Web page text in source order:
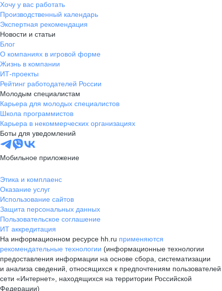
Хочу у вас работать
Производственный календарь
Экспертная рекомендация
Новости и статьи
Блог
О компаниях в игровой форме
Жизнь в компании
ИТ-проекты
Рейтинг работодателей России
Молодым специалистам
Карьера для молодых специалистов
Школа программистов
Карьера в некоммерческих организациях
Боты для уведомлений
Мобильное приложение
Этика и комплаенс
Оказание услуг
Использование сайтов
Защита персональных данных
Пользовательское соглашение
ИТ аккредитация
На информационном ресурсе hh.ru применяются
рекомендательные технологии (информационные технологии
предоставления информации на основе сбора, систематизации
и анализа сведений, относящихся к предпочтениям пользователей
сети «Интернет», находящихся на территории Российской
Федерации)